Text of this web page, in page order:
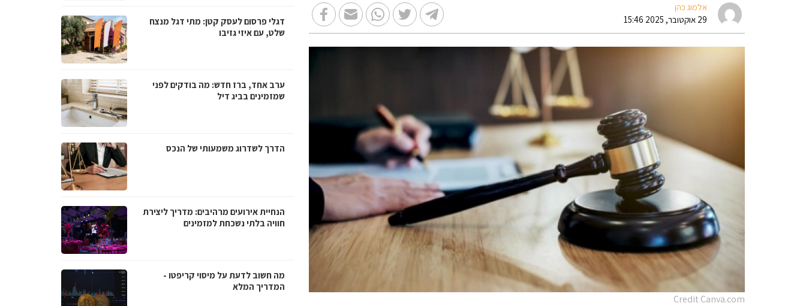
אלמוג כהן
29 אוקטובר, 2025 15:46
Credit Canva.com
דגלי פרסום לעסק קטן: מתי דגל מנצח
שלט, עם איזי גזיבו
ערב אחד, ברז חדש: מה בודקים לפני
שמזמינים בביג דיל
הדרך לשדרוג משמעותי של הנכס
הנחיית אירועים מרהיבים: מדריך ליצירת
חוויה בלתי נשכחת למזמינים
מה חשוב לדעת על מיסוי קריפטו -
המדריך המלא